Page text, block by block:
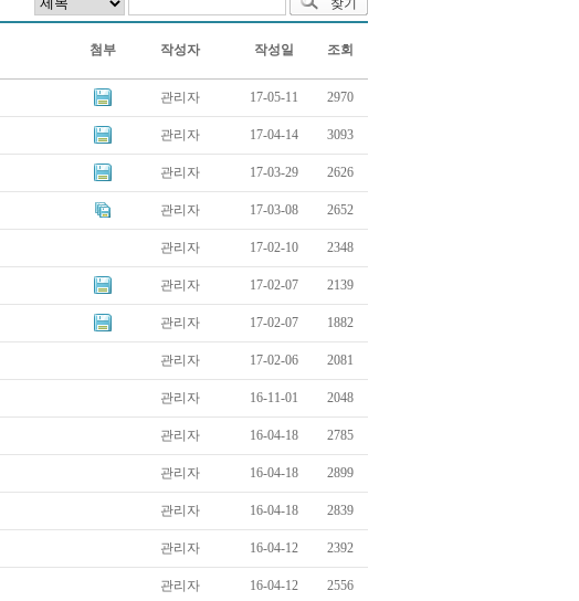
첨부 작성자 작성일 조회
관리자 17-05-11 2970
관리자 17-04-14 3093
관리자 17-03-29 2626
관리자 17-03-08 2652
관리자 17-02-10 2348
관리자 17-02-07 2139
관리자 17-02-07 1882
관리자 17-02-06 2081
관리자 16-11-01 2048
관리자 16-04-18 2785
관리자 16-04-18 2899
관리자 16-04-18 2839
관리자 16-04-12 2392
관리자 16-04-12 2556